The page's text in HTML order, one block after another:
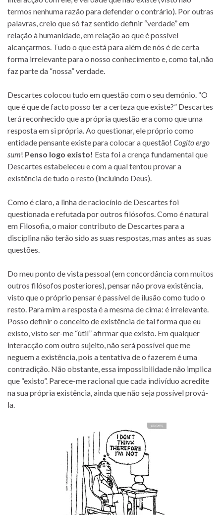
termos nenhuma razão para defender o contrário). Por outras
palavras, creio que só faz sentido definir “verdade” em
relação à humanidade, em relação ao que é possível
alcançarmos. Tudo o que está para além de nós é de certa
forma irrelevante para o nosso conhecimento e, como tal, não
faz parte da “nossa” verdade.
Descartes colocou tudo em questão com o seu demónio. “O
que é que de facto posso ter a certeza que existe?” Descartes
terá reconhecido que a própria questão era como que uma
resposta em si própria. Ao questionar, ele próprio como
entidade pensante existe para colocar a questão! Cogito ergo
sum! Penso logo existo! Esta foi a crença fundamental que
Descartes estabeleceu e com a qual tentou provar a
existência de tudo o resto (incluindo Deus).
Como é claro, a linha de raciocínio de Descartes foi
questionada e refutada por outros filósofos. Como é natural
em Filosofia, o maior contributo de Descartes para a
disciplina não terão sido as suas respostas, mas antes as suas
questões.
Do meu ponto de vista pessoal (em concordância com muitos
outros filósofos posteriores), pensar não prova existência,
visto que o próprio pensar é passível de ilusão como tudo o
resto. Para mim a resposta é a mesma de cima: é irrelevante.
Posso definir o conceito de existência de tal forma que eu
existo, visto ser-me “útil” afirmar que existo. Em qualquer
interacção com outro sujeito, não será possível que me
neguem a existência, pois a tentativa de o fazerem é uma
contradição. Não obstante, essa impossibilidade não implica
que “existo”. Parece-me racional que cada indivíduo acredite
na sua própria existência, ainda que não seja possível prová-
la.